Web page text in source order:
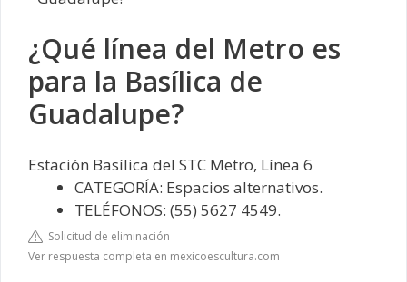
¿Qué línea del Metro es
para la Basílica de
Guadalupe?
Estación Basílica del STC Metro, Línea 6
CATEGORÍA: Espacios alternativos.
TELÉFONOS: (55) 5627 4549.
Solicitud de eliminación
Ver respuesta completa en mexicoescultura.com